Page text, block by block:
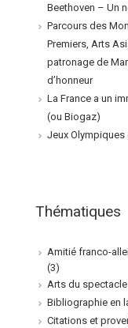
Beethoven – Un
Parcours des
Premiers, Arts
patronage de
d’honneur
La France a un
(ou Biogaz)
Jeux Olympiques
Thématiques
Amitié franco-
(3)
Arts du
Bibliographie en
Citations et